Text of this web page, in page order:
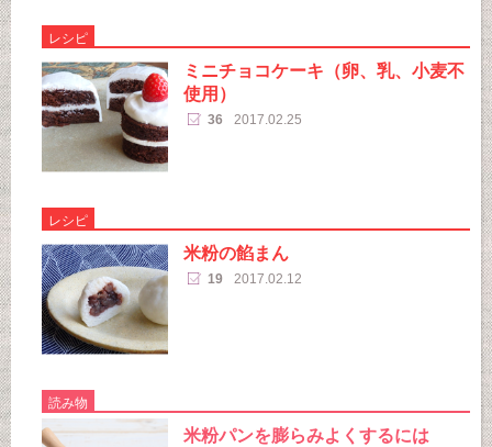
レシピ
ミニチョコケーキ（卵、乳、小麦不
使用）
36 2017.02.25
レシピ
米粉の餡まん
19 2017.02.12
読み物
米粉パンを膨らみよくするには